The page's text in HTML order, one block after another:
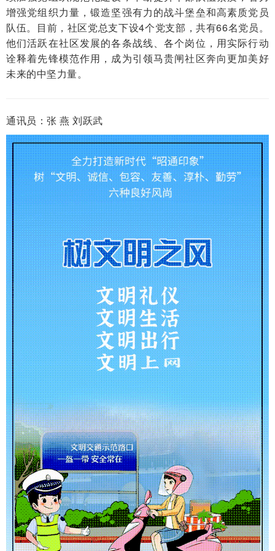
增强党组织力量，锻造坚强有力的战斗堡垒和高素质党员
队伍。目前，社区党总支下设4个党支部，共有66名党员。
他们活跃在社区发展的各条战线、各个岗位，用实际行动
诠释着先锋模范作用，成为引领马贵闸社区奔向更加美好
未来的中坚力量。
通讯员：张 燕 刘跃武